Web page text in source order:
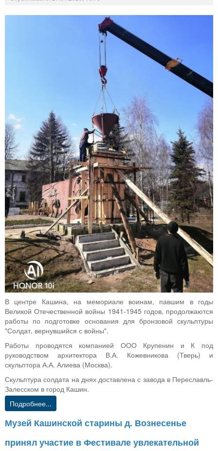
В центре Кашина, на мемориале воинам, павшим в годы
Великой Отечественной войны 1941-1945 годов, продолжаются
работы по подготовке основания для бронзовой скульптуры
"Солдат, вернувшийся с войны".
Работы проводятся компанией ООО Крупенин и К под
руководством архитектора В.А. Кожевникова (Тверь) и
скульптора А.А. Алиева (Москва).
Скульптура солдата на днях доставлена с завода в Переславль-
Залесском в город Кашин.
Подробнее...
Музей Кашинской старины д. Вознесенье
принял участие в Фестивале увлекательной